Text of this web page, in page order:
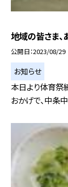
地域の皆さま、
公開日 2023/08/29
お知らせ
本日より体育祭
おかげで、中条